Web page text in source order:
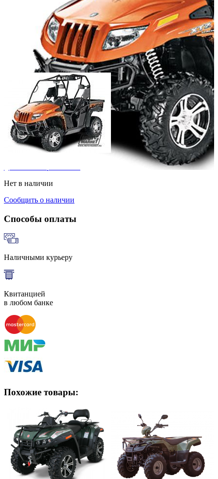
Нет в наличии
Сообщить о наличии
Способы оплаты
Наличными курьеру
Квитанцией
в любом банке
Похожие товары: